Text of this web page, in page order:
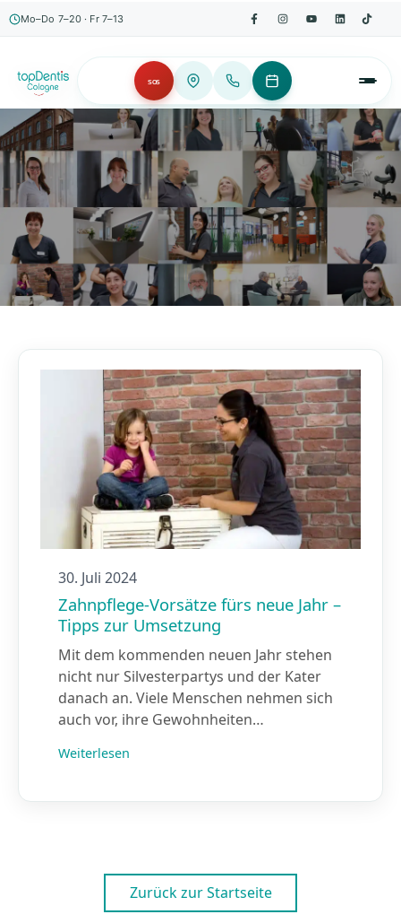
Mo–Do 7–20 · Fr 7–13
SOS
Unser Blog
30. Juli 2024
Zahnpflege-Vorsätze fürs neue Jahr –
Tipps zur Umsetzung
Mit dem kommenden neuen Jahr stehen
nicht nur Silvesterpartys und der Kater
danach an. Viele Menschen nehmen sich
auch vor, ihre Gewohnheiten…
Weiterlesen
Zurück zur Startseite